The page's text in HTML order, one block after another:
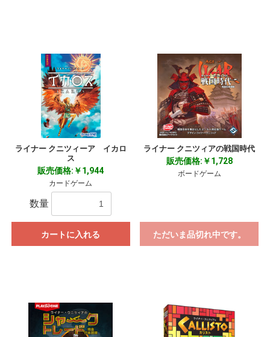
ライナー クニツィーア イカロ
ス
販売価格:￥1,944
カードゲーム
数量
カートに入れる
ライナー クニツィアの戦国時代
販売価格:￥1,728
ボードゲーム
ただいま品切れ中です。